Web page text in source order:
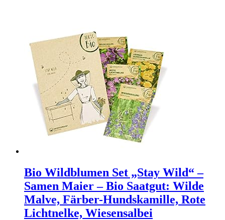
Bio Wildblumen Set „Stay Wild“ –
Samen Maier – Bio Saatgut: Wilde
Malve, Färber-Hundskamille, Rote
Lichtnelke, Wiesensalbei